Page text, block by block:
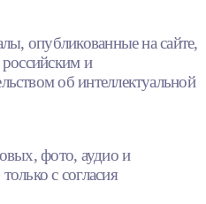
опубликованные на сайте,
и
об интеллектуальной
фото, аудио и
с согласия